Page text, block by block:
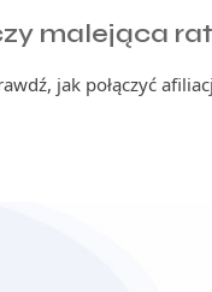
malejąca
jak połączyć